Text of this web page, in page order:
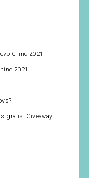
Chino 2021
2021
gratis! Giveaway